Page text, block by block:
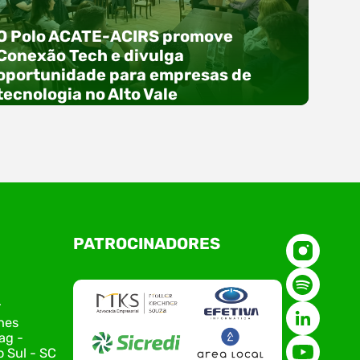
Polo ACATE-ACIRS promove
Tech e divulga
para empresas de
no Alto Vale
O Polo ACATE-ACIRS, por meio do NIAVI – Núcleo
de Tecnologia da Informação do Alto Vale do
Conexão Tech NIAVI, reunindo empresas de
tecnologia da região para uma noite de
conteúdo estratégico e
de novas iniciativas para o setor.
encontro aconteceu em Rio…
-
Sul - SC
PATROCINADORES